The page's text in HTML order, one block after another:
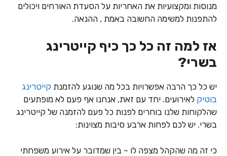
מנוסות ומקצועיות את האחריות על הסעדת האורחים ויכולים
להתפנות למשימה החשובה באמת , ההנאה.
אז למה זה כל כך כיףקייטרינג
בשרי?
יש כל כך הרבה אפשרויות בכל מה שנוגע להזמנתקייטרינג
בוטיקלאירועים. יחד עם זאת, אנחנו אף פעם לא מופתעים
שהלקוחות שלנו בוחרים לפנות כל פעם להזמנה של קייטרינג
בשרי. יש לכם לפחות ארבע סיבות מצוינות:
כי זה מה שהקהל מצפה לו – בין שמדובר על אירוע משפחתי